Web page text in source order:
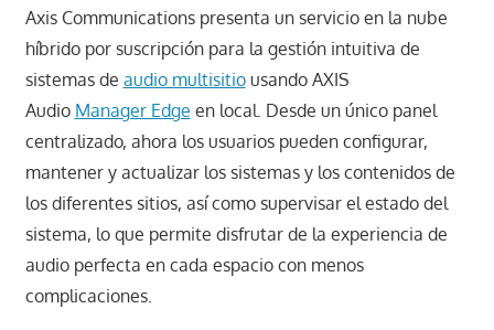
Axis Communications presenta un servicio en la nube
híbrido por suscripción para la gestión intuitiva de
sistemas de audio multisitiousando AXIS
Audio Manager Edge en local. Desde un único panel
centralizado, ahora los usuarios pueden configurar,
mantener y actualizar los sistemas y los contenidos de
los diferentes sitios, así como supervisar el estado del
sistema, lo que permite disfrutar de la experiencia de
audio perfecta en cada espacio con menos
complicaciones.